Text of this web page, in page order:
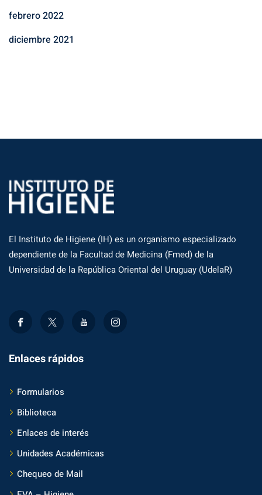
febrero 2022
diciembre 2021
El Instituto de Higiene (IH) es un organismo especializado
dependiente de la Facultad de Medicina (Fmed) de la
Universidad de la República Oriental del Uruguay (UdelaR)
Enlaces rápidos
Formularios
Biblioteca
Enlaces de interés
Unidades Académicas
Chequeo de Mail